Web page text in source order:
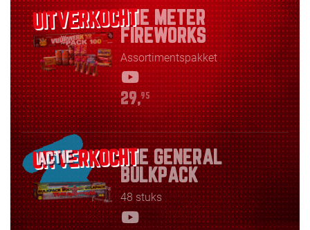
ONE METER
FIREWORKS
Assortimentspakket
29,95
ACTIE
THE GENERAL
BULKPACK
48 stuks